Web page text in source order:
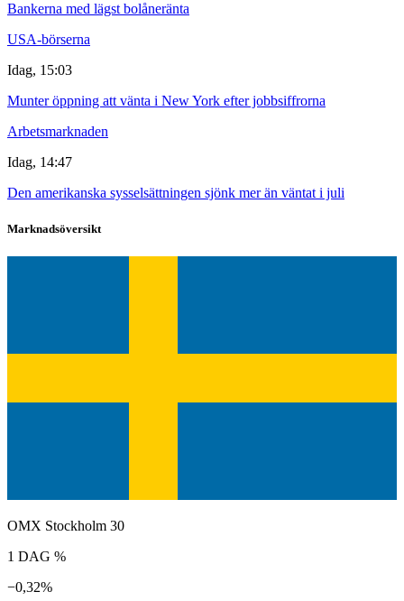
Bankerna med lägst bolåneränta
USA-börserna
Idag, 15:03
Munter öppning att vänta i New York efter jobbsiffrorna
Arbetsmarknaden
Idag, 14:47
Den amerikanska sysselsättningen sjönk mer än väntat i juli
Marknadsöversikt
OMX Stockholm 30
1 DAG %
−0,32%